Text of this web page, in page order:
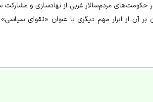
حکومت‌های مردم‌سالار غربی از نهادسازی و مشارکت
بر آن از ابزار مهم دیگری با عنوان «تقوای سیاسی»